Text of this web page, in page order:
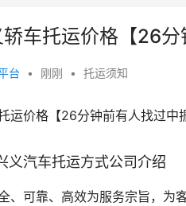
车托运价格【26分
台 • 刚刚 • 托运须知
运价格【26分钟前有人找过中
义汽车托运方式公司介绍
、可靠、高效为服务宗旨，为